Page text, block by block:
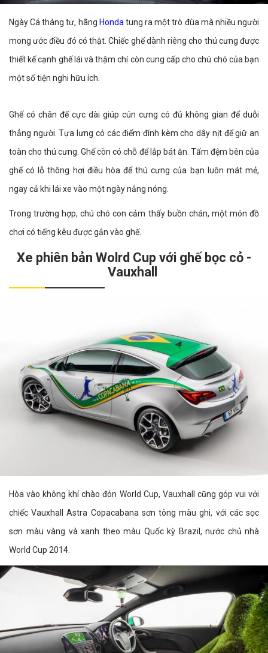
Ngày Cá tháng tư, hãng Honda tung ra một trò đùa mà nhiều người
mong ước điều đó có thật. Chiếc ghế dành riêng cho thú cưng được
thiết kế cạnh ghế lái và thậm chí còn cung cấp cho chú chó của bạn
một số tiện nghi hữu ích.
Ghế có chân đế cực dài giúp cún cưng có đủ không gian để duỗi
thẳng người. Tựa lưng có các điểm đính kèm cho dây nịt để giữ an
toàn cho thú cưng. Ghế còn có chỗ để lắp bát ăn. Tấm đệm bên của
ghế có lỗ thông hơi điều hòa để thú cưng của bạn luôn mát mẻ,
ngay cả khi lái xe vào một ngày nắng nóng.
Trong trường hợp, chú chó con cảm thấy buồn chán, một món đồ
chơi có tiếng kêu được gắn vào ghế.
Xe phiên bản Wolrd Cup với ghế bọc cỏ -
Vauxhall
Hòa vào không khí chào đón World Cup, Vauxhall cũng góp vui với
chiếc Vauxhall Astra Copacabana sơn tông màu ghi, với các sọc
sơn màu vàng và xanh theo màu Quốc kỳ Brazil, nước chủ nhà
World Cup 2014.